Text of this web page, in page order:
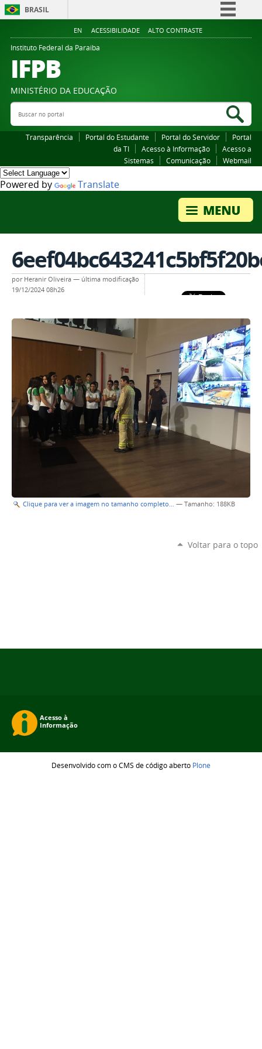
BRASIL
Simplifique!
Legislação
EN ACESSIBILIDADE ALTO CONTRASTE
Instituto Federal da Paraiba
IFPB
MINISTÉRIO DA EDUCAÇÃO
Buscar no portal
Transparência Portal do Estudante Portal do Servidor
Portal
da TI
Acesso à Informação
Acesso a
Sistemas
Comunicação Webmail
Powered by Translate
por Heranir Oliveira — última modificação
19/12/2024 08h26
Clique para ver a imagem no tamanho completo… — Tamanho: 188KB
Voltar para o topo
Desenvolvido com o CMS de código aberto Plone